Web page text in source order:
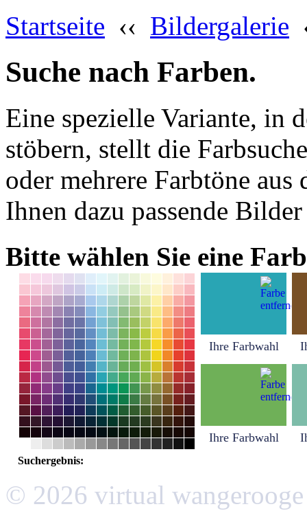
Startseite ‹‹ Bildergalerie
Suche nach Farben.
Eine spezielle Variante, in
stöbern, stellt die
oder mehrere Farbtöne
Ihnen dazu passende
Bitte wählen Sie eine
Ihre Farbwahl
Ihre Farbwahl
Suchergebnis:
© 2026 virtual wangerooge